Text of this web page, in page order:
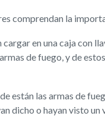
comprendan la
en una caja con
de fuego, y de
están las armas de
dicho o hayan visto